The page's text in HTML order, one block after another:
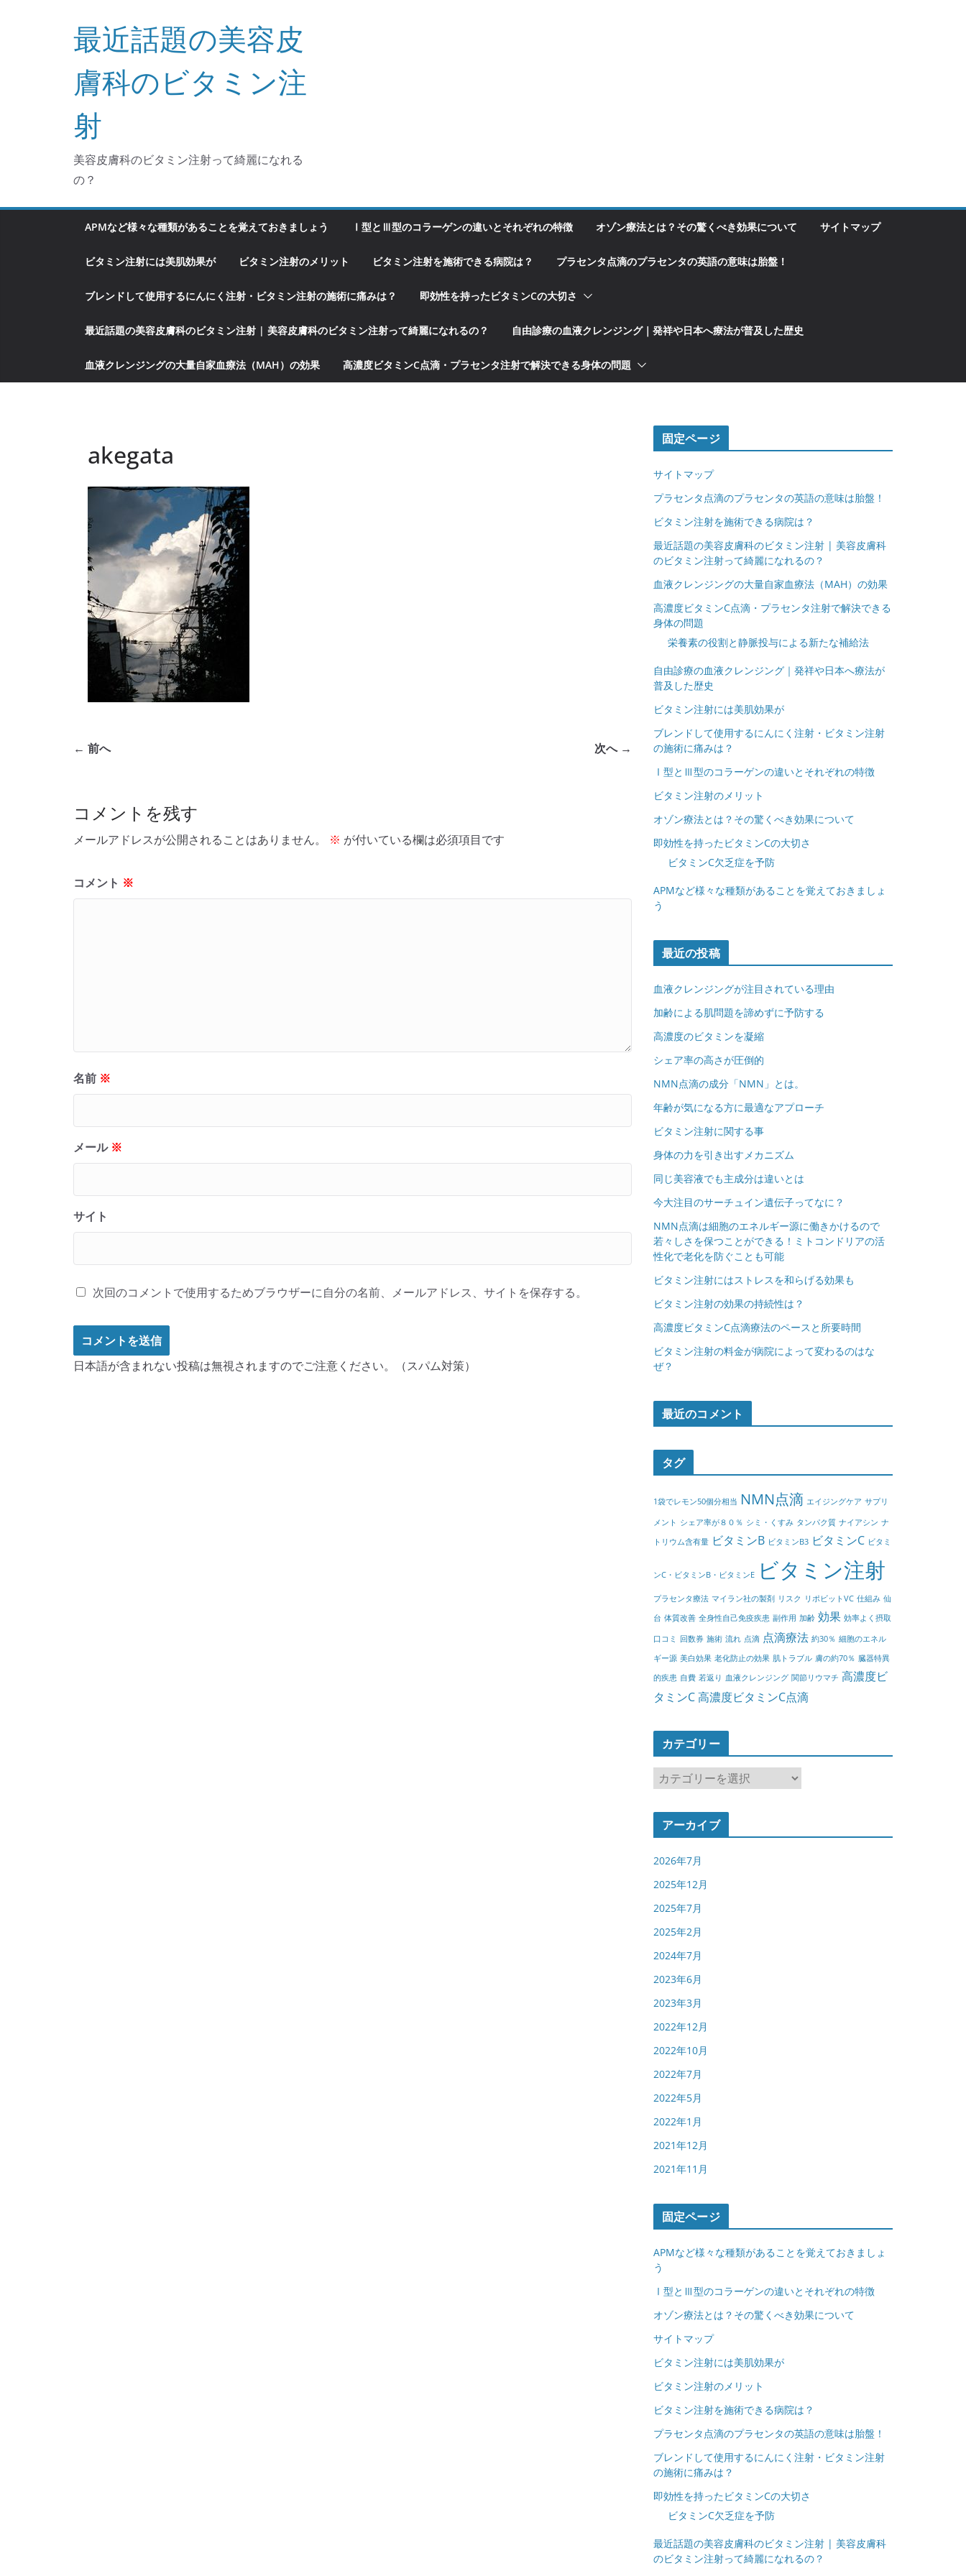
最近話題の美容皮
膚科のビタミン注
射
美容皮膚科のビタミン注射って綺麗になれる
の？
APMなど様々な種類があることを覚えておきましょう Ⅰ型とⅢ型のコラーゲンの違いとそれぞれの特徴 オゾン療法とは？その驚くべき効果について サイトマップ
ビタミン注射には美肌効果が ビタミン注射のメリット ビタミン注射を施術できる病院は？ プラセンタ点滴のプラセンタの英語の意味は胎盤！
ブレンドして使用するにんにく注射・ビタミン注射の施術に痛みは？ 即効性を持ったビタミンCの大切さ
最近話題の美容皮膚科のビタミン注射 | 美容皮膚科のビタミン注射って綺麗になれるの？ 自由診療の血液クレンジング｜発祥や日本へ療法が普及した歴史
血液クレンジングの大量自家血療法（MAH）の効果 高濃度ビタミンC点滴・プラセンタ注射で解決できる身体の問題
akegata
← 前へ 次へ →
コメントを残す
メールアドレスが公開されることはありません。 ※ が付いている欄は必須項目です
コメント ※
名前 ※
メール ※
サイト
次回のコメントで使用するためブラウザーに自分の名前、メールアドレス、サイトを保存する。
日本語が含まれない投稿は無視されますのでご注意ください。（スパム対策）
固定ページ
サイトマップ
プラセンタ点滴のプラセンタの英語の意味は胎盤！
ビタミン注射を施術できる病院は？
最近話題の美容皮膚科のビタミン注射 | 美容皮膚科
のビタミン注射って綺麗になれるの？
血液クレンジングの大量自家血療法（MAH）の効果
高濃度ビタミンC点滴・プラセンタ注射で解決できる
身体の問題
栄養素の役割と静脈投与による新たな補給法
自由診療の血液クレンジング｜発祥や日本へ療法が
普及した歴史
ビタミン注射には美肌効果が
ブレンドして使用するにんにく注射・ビタミン注射
の施術に痛みは？
Ⅰ型とⅢ型のコラーゲンの違いとそれぞれの特徴
ビタミン注射のメリット
オゾン療法とは？その驚くべき効果について
即効性を持ったビタミンCの大切さ
ビタミンC欠乏症を予防
APMなど様々な種類があることを覚えておきましょ
う
最近の投稿
血液クレンジングが注目されている理由
加齢による肌問題を諦めずに予防する
高濃度のビタミンを凝縮
シェア率の高さが圧倒的
NMN点滴の成分「NMN」とは。
年齢が気になる方に最適なアプローチ
ビタミン注射に関する事
身体の力を引き出すメカニズム
同じ美容液でも主成分は違いとは
今大注目のサーチュイン遺伝子ってなに？
NMN点滴は細胞のエネルギー源に働きかけるので
若々しさを保つことができる！ミトコンドリアの活
性化で老化を防ぐことも可能
ビタミン注射にはストレスを和らげる効果も
ビタミン注射の効果の持続性は？
高濃度ビタミンC点滴療法のペースと所要時間
ビタミン注射の料金が病院によって変わるのはな
ぜ？
最近のコメント
タグ
1袋でレモン50個分相当 NMN点滴 エイジングケア サプリ
メント シェア率が８０％ シミ・くすみ タンパク質 ナイアシン ナ
トリウム含有量 ビタミンB ビタミンB3 ビタミンC ビタミ
ンC・ビタミンB・ビタミンE ビタミン注射
プラセンタ療法 マイラン社の製剤 リスク リポビットVC 仕組み 仙
台 体質改善 全身性自己免疫疾患 副作用 加齢 効果 効率よく摂取
口コミ 回数券 施術 流れ 点滴 点滴療法 約30％ 細胞のエネル
ギー源 美白効果 老化防止の効果 肌トラブル 膚の約70％ 臓器特異
的疾患 自費 若返り 血液クレンジング 関節リウマチ 高濃度ビ
タミンC高濃度ビタミンC点滴
カテゴリー
カ
テ
ゴ
アーカイブ
2026年7月
2025年12月
2025年7月
2025年2月
2024年7月
2023年6月
2023年3月
2022年12月
2022年10月
2022年7月
2022年5月
2022年1月
2021年12月
2021年11月
固定ページ
APMなど様々な種類があることを覚えておきましょ
う
Ⅰ型とⅢ型のコラーゲンの違いとそれぞれの特徴
オゾン療法とは？その驚くべき効果について
サイトマップ
ビタミン注射には美肌効果が
ビタミン注射のメリット
ビタミン注射を施術できる病院は？
プラセンタ点滴のプラセンタの英語の意味は胎盤！
ブレンドして使用するにんにく注射・ビタミン注射
の施術に痛みは？
即効性を持ったビタミンCの大切さ
ビタミンC欠乏症を予防
最近話題の美容皮膚科のビタミン注射 | 美容皮膚科
のビタミン注射って綺麗になれるの？